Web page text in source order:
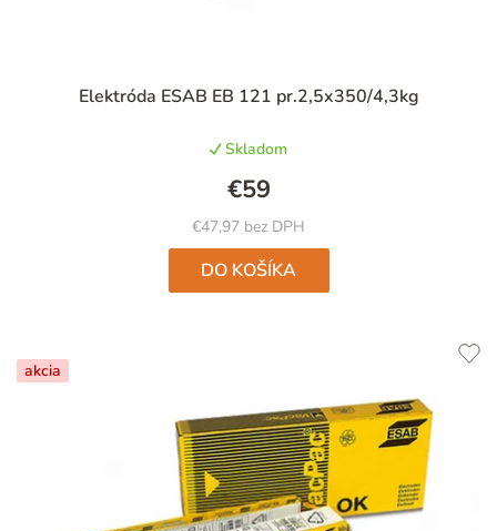
Elektróda ESAB EB 121 pr.2,5x350/4,3kg
hodnotenie
je
5,0
z
5
hviezdičiek.
Skladom
€47,97 bez DPH
€59
DO KOŠÍKA
akcia